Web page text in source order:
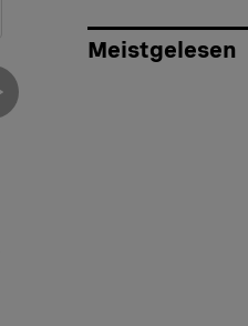
Meistgelesen